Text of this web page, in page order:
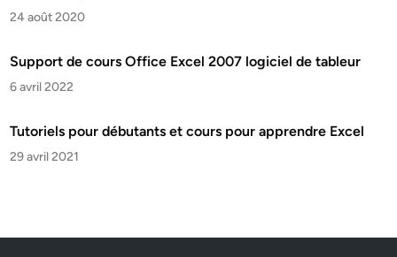
24 août 2020
Support de cours Office Excel 2007 logiciel de tableur
6 avril 2022
Tutoriels pour débutants et cours pour apprendre Excel
29 avril 2021